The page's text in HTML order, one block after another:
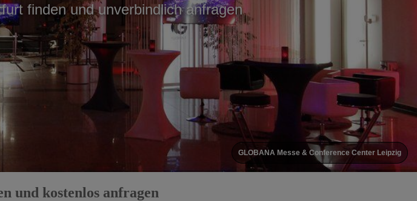
finden und unverbindlich anfragen
GLOBANA Messe & Conference Center Leipzig
und kostenlos anfragen